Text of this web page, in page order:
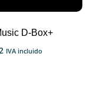
D-Box+
IVA incluido